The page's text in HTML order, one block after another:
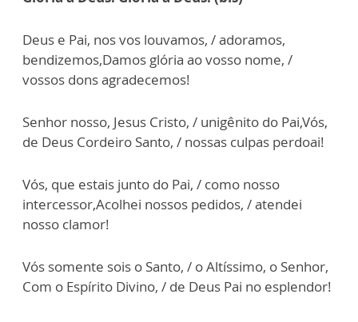
Deus e Pai, nos vos louvamos, / adoramos,
bendizemos,Damos glória ao vosso nome, /
vossos dons agradecemos!
Senhor nosso, Jesus Cristo, / unigênito do Pai,Vós,
de Deus Cordeiro Santo, / nossas culpas perdoai!
Vós, que estais junto do Pai, / como nosso
intercessor,Acolhei nossos pedidos, / atendei
nosso clamor!
Vós somente sois o Santo, / o Altíssimo, o Senhor,
Com o Espírito Divino, / de Deus Pai no esplendor!